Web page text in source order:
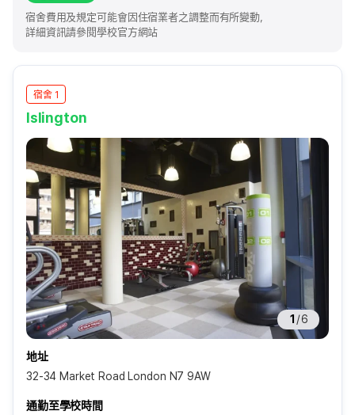
宿舍費用及規定可能會因住宿業者之調整而有所變動，
詳細資訊請參閱學校官方網站
宿舍 1
Islington
1 /6
地址
32-34 Market Road London N7 9AW
通勤至學校時間